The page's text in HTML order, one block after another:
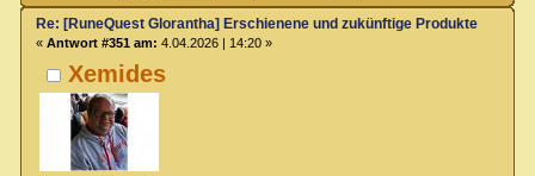
Xemides
Re: [RuneQuest Glorantha] Erschienene und zukünftige Produkte
« Antwort #351 am: 4.04.2026 | 14:20 »